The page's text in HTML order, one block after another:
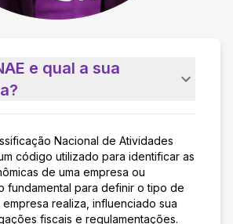
e qual a sua
Nacional de Atividades
código utilizado para identificar as
de uma empresa ou
fundamental para definir o tipo de
realiza, influenciado sua
fiscais e regulamentações.